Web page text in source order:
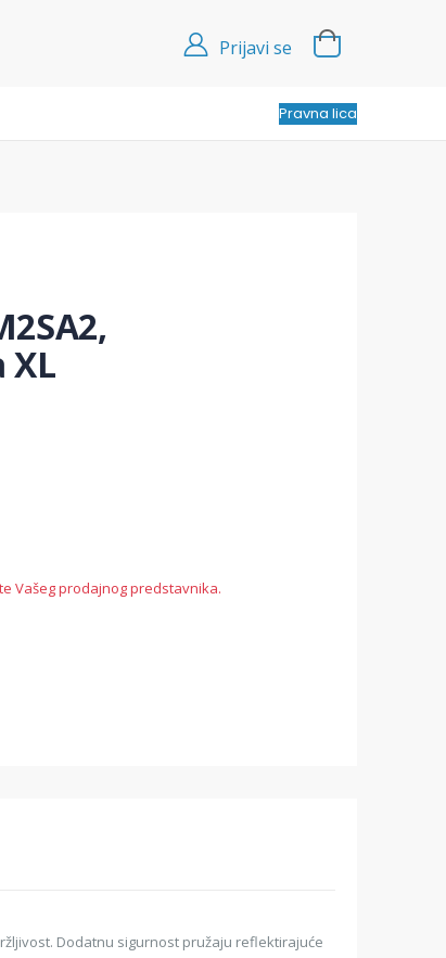
Prijavi se
Pravna lica
XL
Vašeg prodajnog predstavnika.
Dodatnu sigurnost pružaju reflektirajuće